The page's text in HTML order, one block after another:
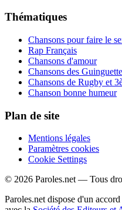
Thématiques
Chansons pour faire le
Rap Français
Chansons d'amour
Chansons des
Chansons de Rugby et
Chanson bonne humeur
Plan de site
Mentions légales
Paramètres cookies
Cookie Settings
© 2026 Paroles.net — Tous
Paroles.net dispose d'un